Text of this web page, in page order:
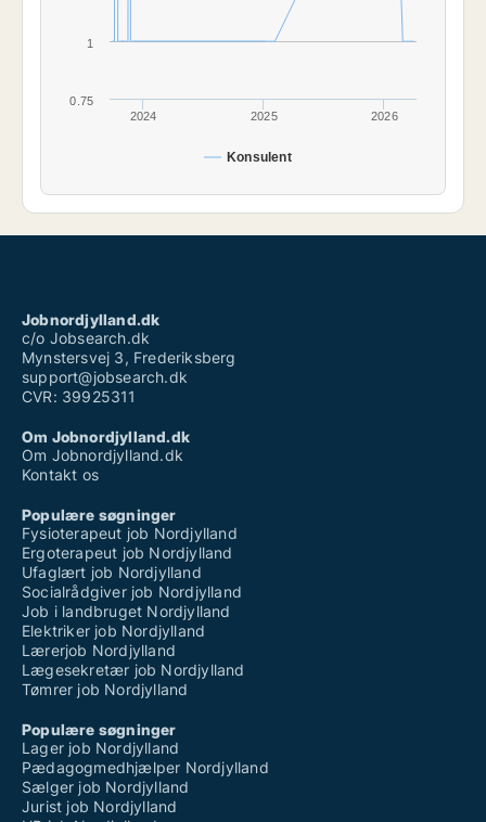
Konsulent
2024 2025 2026
1
0.75
Jobnordjylland.dk
c/o Jobsearch.dk
Mynstersvej 3, Frederiksberg
support@jobsearch.dk
CVR: 39925311
Om Jobnordjylland.dk
Om Jobnordjylland.dk
Kontakt os
Populære søgninger
Fysioterapeut job Nordjylland
Ergoterapeut job Nordjylland
Ufaglært job Nordjylland
Socialrådgiver job Nordjylland
Job i landbruget Nordjylland
Elektriker job Nordjylland
Lærerjob Nordjylland
Lægesekretær job Nordjylland
Tømrer job Nordjylland
Populære søgninger
Lager job Nordjylland
Pædagogmedhjælper Nordjylland
Sælger job Nordjylland
Jurist job Nordjylland